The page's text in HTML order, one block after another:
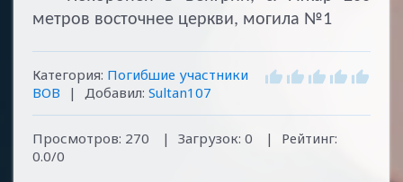
метров восточнее церкви, могила №1
Категория: Погибшие участники
ВОВ
| Добавил: Sultan107
Просмотров: 270 | Загрузок: 0 | Рейтинг:
0.0/0